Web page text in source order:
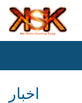
اخبار